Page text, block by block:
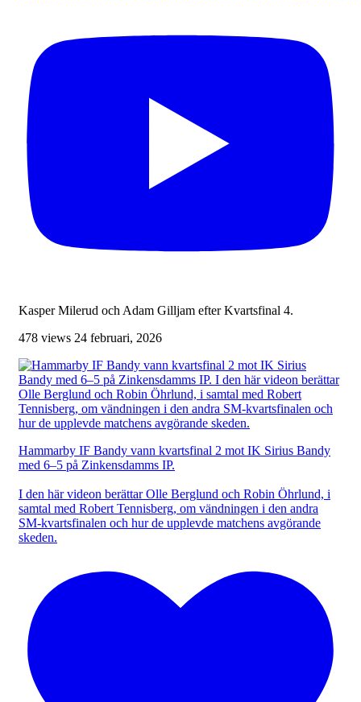
Kasper Milerud och Adam Gilljam efter Kvartsfinal 4.
478 views 24 februari, 2026
Hammarby IF Bandy vann kvartsfinal 2 mot IK Sirius Bandy
med 6–5 på Zinkensdamms IP.
I den här videon berättar Olle Berglund och Robin Öhrlund, i
samtal med Robert Tennisberg, om vändningen i den andra
SM-kvartsfinalen och hur de upplevde matchens avgörande
skeden.